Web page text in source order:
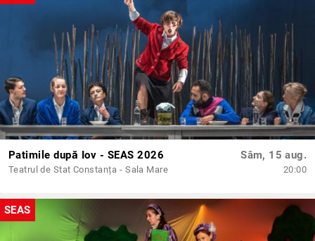
Patimile după Iov - SEAS 2026
Teatrul de Stat Constanța - Sala Mare
Sâm, 15 aug.
20:00
SEAS